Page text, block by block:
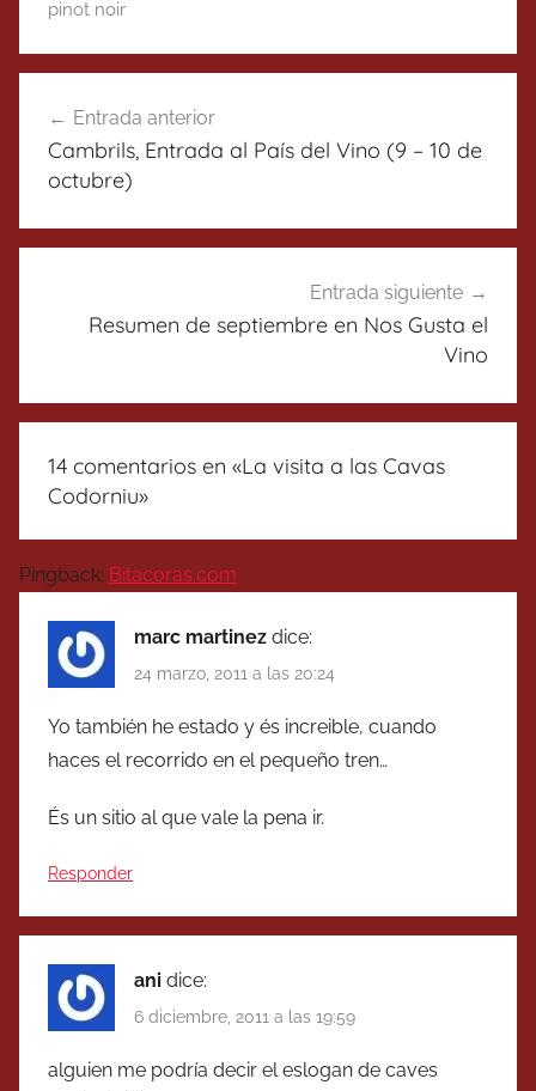
pinot noir
de
entradas
Entrada anterior
Cambrils, Entrada al País del Vino (9 – 10 de
octubre)
Entrada siguiente
Resumen de septiembre en Nos Gusta el
Vino
14 comentarios en «La visita a las Cavas
Codorniu»
Pingback: Bitacoras.com
marc martinez dice:
24 marzo, 2011 a las 20:24
Yo también he estado y és increible, cuando
haces el recorrido en el pequeño tren…
És un sitio al que vale la pena ir.
Responder
ani dice:
6 diciembre, 2011 a las 19:59
alguien me podría decir el eslogan de caves